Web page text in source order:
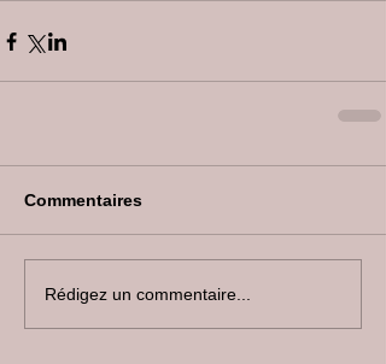
Commentaires
Rédigez un commentaire...